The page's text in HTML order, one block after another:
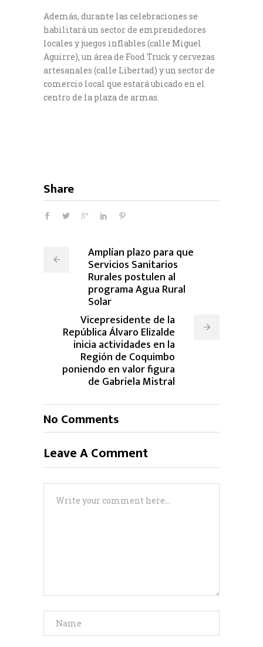
Además, durante las celebraciones se
habilitará un sector de emprendedores
locales y juegos inflables (calle Miguel
Aguirre), un área de Food Truck y cervezas
artesanales (calle Libertad) y un sector de
comercio local que estará ubicado en el
centro de la plaza de armas.
Share
Amplían plazo para que
Servicios Sanitarios
Rurales postulen al
programa Agua Rural
Solar
Vicepresidente de la
República Álvaro Elizalde
inicia actividades en la
Región de Coquimbo
poniendo en valor figura
de Gabriela Mistral
No Comments
Leave A Comment